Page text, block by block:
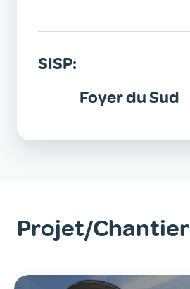
SISP:
Foyer du Sud
Projet/Chantier